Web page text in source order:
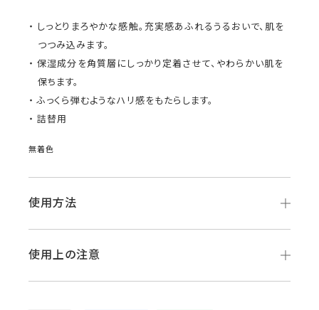
しっとりまろやかな感触。充実感あふれるうるおいで、肌を
つつみ込みます。
保湿成分を角質層にしっかり定着させて、やわらかい肌を
保ちます。
ふっくら弾むようなハリ感をもたらします。
詰替用
無着色
使用方法
使用上の注意